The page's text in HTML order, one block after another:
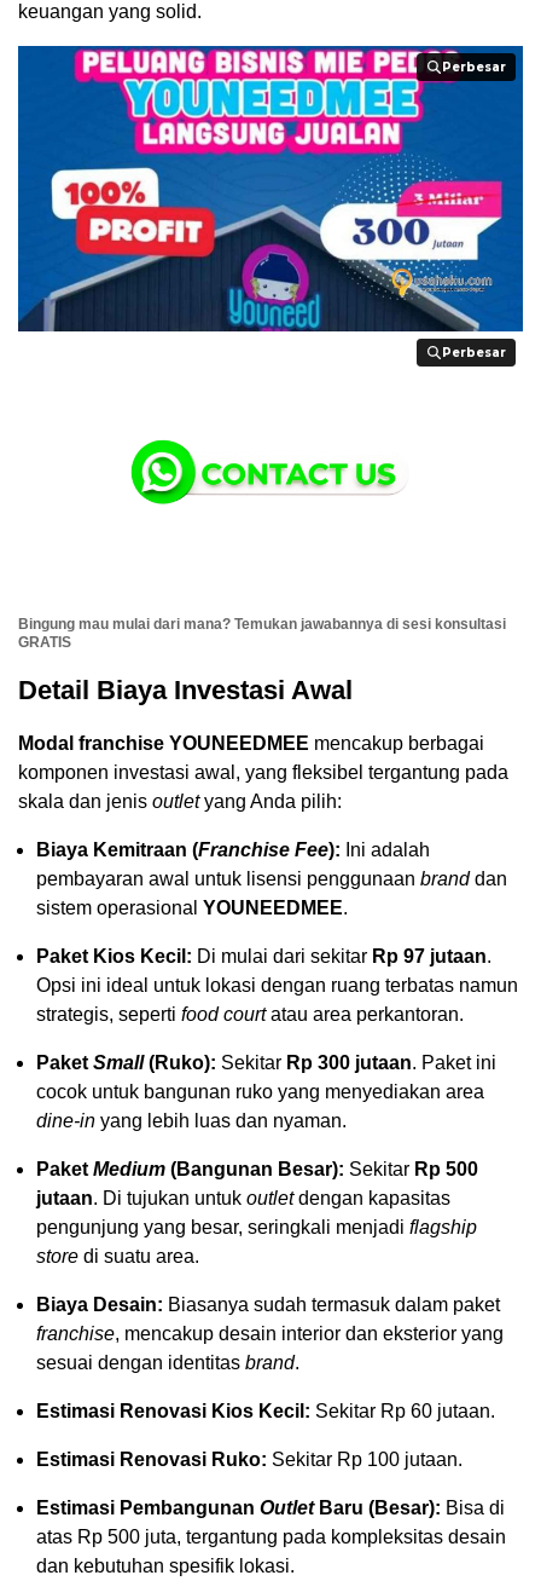
keuangan yang solid.
Perbesar
Perbesar
Perbesar
Perbesar
Bingung mau mulai dari mana? Temukan jawabannya di sesi konsultasi
GRATIS
Detail Biaya Investasi Awal
Modal franchise YOUNEEDMEE mencakup berbagai
komponen investasi awal, yang fleksibel tergantung pada
skala dan jenis outletyang Anda pilih:
Biaya Kemitraan (Franchise Fee): Ini adalah
pembayaran awal untuk lisensi penggunaan branddan
sistem operasional YOUNEEDMEE.
Paket Kios Kecil: Di mulai dari sekitar Rp 97 jutaan.
Opsi ini ideal untuk lokasi dengan ruang terbatas namun
strategis, seperti food courtatau area perkantoran.
Paket Small(Ruko): Sekitar Rp 300 jutaan. Paket ini
cocok untuk bangunan ruko yang menyediakan area
dine-in yang lebih luas dan nyaman.
Paket Medium (Bangunan Besar): Sekitar Rp 500
jutaan. Di tujukan untuk outletdengan kapasitas
pengunjung yang besar, seringkali menjadi flagship
store di suatu area.
Biaya Desain: Biasanya sudah termasuk dalam paket
franchise, mencakup desain interior dan eksterior yang
sesuai dengan identitas brand.
Estimasi Renovasi Kios Kecil: Sekitar Rp 60 jutaan.
Estimasi Renovasi Ruko: Sekitar Rp 100 jutaan.
Estimasi Pembangunan OutletBaru (Besar): Bisa di
atas Rp 500 juta, tergantung pada kompleksitas desain
dan kebutuhan spesifik lokasi.